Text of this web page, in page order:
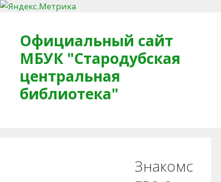
Официальный сайт
МБУК "Стародубская
центральная
библиотека"
Знакомс